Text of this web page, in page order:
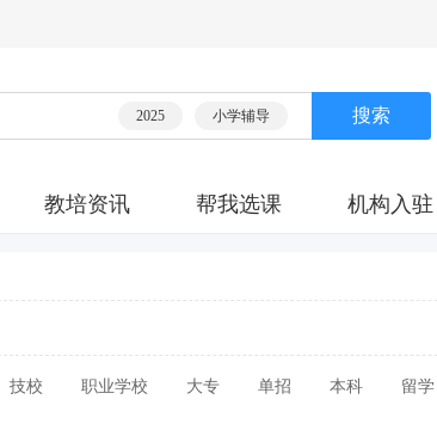
2025 小学辅导
教培资讯 帮我选课 机构入驻
技校 职业学校 大专 单招 本科 留学